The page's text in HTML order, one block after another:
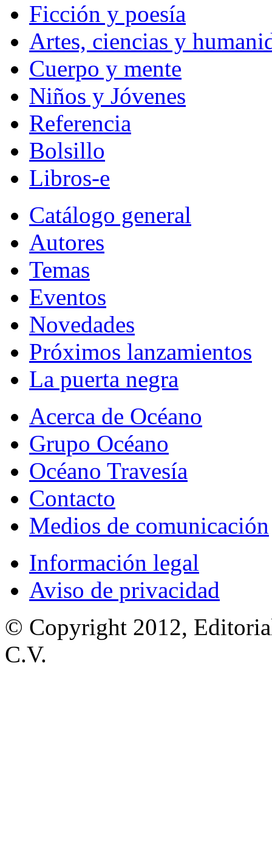
Ficción y poesía
Artes, ciencias y
Cuerpo y mente
Niños y Jóvenes
Referencia
Bolsillo
Libros-e
Catálogo general
Autores
Temas
Eventos
Novedades
Próximos lanzamientos
La puerta negra
Acerca de Océano
Grupo Océano
Océano Travesía
Contacto
Medios de comunicación
Información legal
Aviso de privacidad
© Copyright 2012,
C.V.